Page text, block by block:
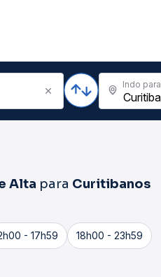
Indo para
Alta para Curitibanos
- 17h59 18h00 - 23h59